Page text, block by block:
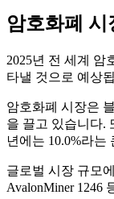
암호화폐 시
2025년 전 세계 암
타낼 것으로 예상
암호화폐 시장은
을 끌고 있습니다.
년에는 10.0%라는
글로벌 시장 규모
AvalonMiner 1246